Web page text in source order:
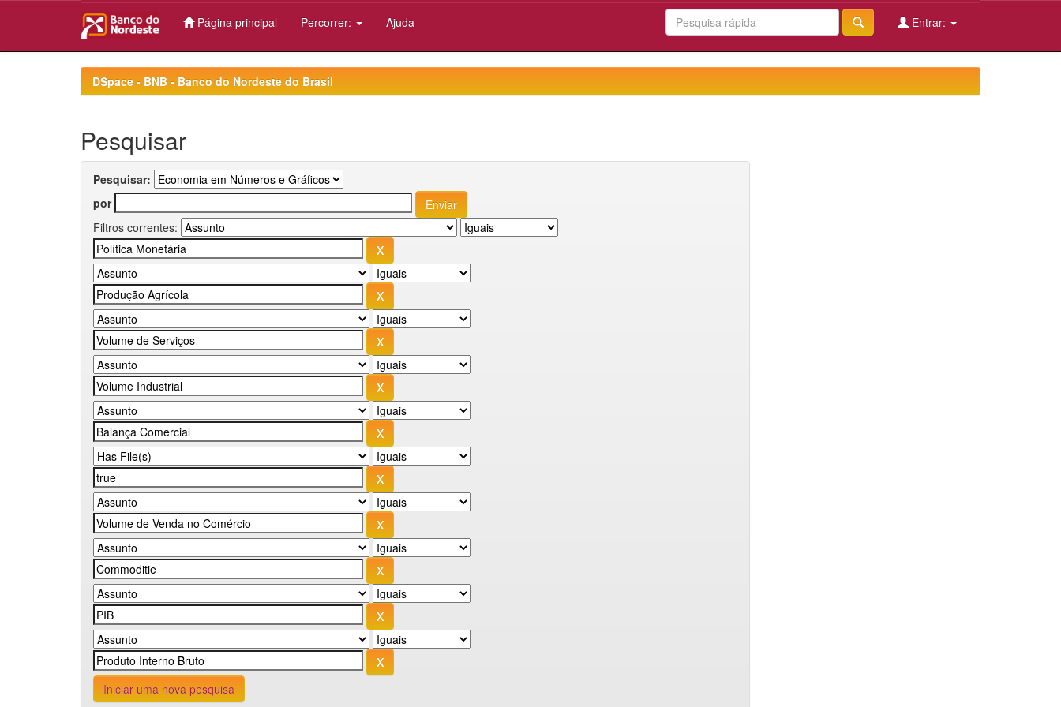
Página principal Percorrer: Ajuda Entrar:
DSpace - BNB - Banco do Nordeste do Brasil
Pesquisar
Pesquisar:
por
Filtros correntes:
Iniciar uma nova pesquisa